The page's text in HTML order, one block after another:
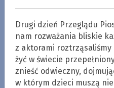
Drugi dzień Przeglądu
nam rozważania bliskie
z aktorami roztrząsaliśmy
żyć w świecie
znieść odwieczny,
w którym dzieci muszą